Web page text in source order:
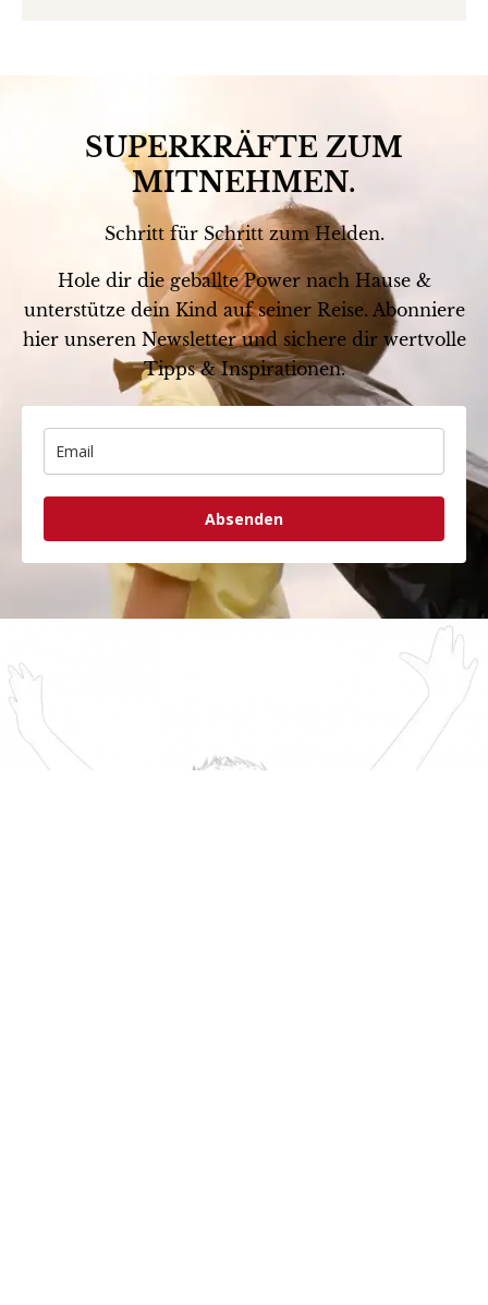
SUPERKRÄFTE ZUM
MITNEHMEN.
Schritt für Schritt zum Helden.
Hole dir die geballte Power nach Hause &
unterstütze dein Kind auf seiner Reise. Abonniere
hier unseren Newsletter und sichere dir wertvolle
Tipps & Inspirationen.
Absenden